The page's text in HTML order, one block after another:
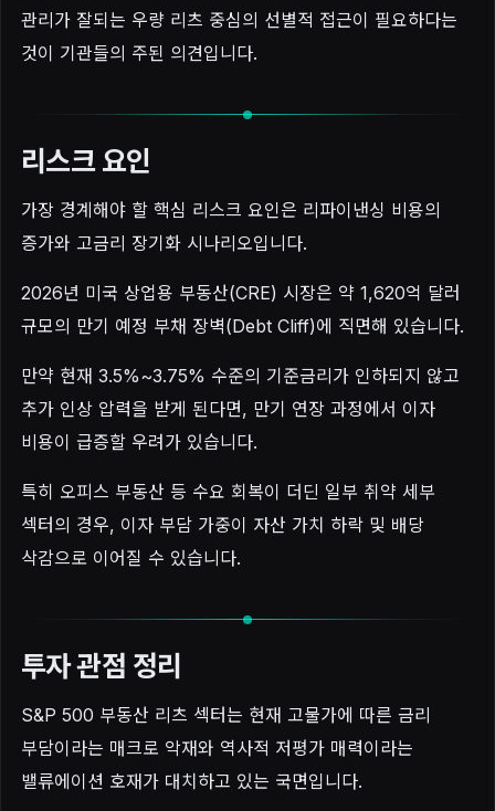
관리가 잘되는 우량 리츠 중심의 선별적 접근이 필요하다는
것이 기관들의 주된 의견입니다.
리스크 요인
가장 경계해야 할 핵심 리스크 요인은 리파이낸싱 비용의
증가와 고금리 장기화 시나리오입니다.
2026년 미국 상업용 부동산(CRE) 시장은 약 1,620억 달러
규모의 만기 예정 부채 장벽(Debt Cliff)에 직면해 있습니다.
만약 현재 3.5%~3.75% 수준의 기준금리가 인하되지 않고
추가 인상 압력을 받게 된다면, 만기 연장 과정에서 이자
비용이 급증할 우려가 있습니다.
특히 오피스 부동산 등 수요 회복이 더딘 일부 취약 세부
섹터의 경우, 이자 부담 가중이 자산 가치 하락 및 배당
삭감으로 이어질 수 있습니다.
투자 관점 정리
S&P 500 부동산 리츠 섹터는 현재 고물가에 따른 금리
부담이라는 매크로 악재와 역사적 저평가 매력이라는
밸류에이션 호재가 대치하고 있는 국면입니다.